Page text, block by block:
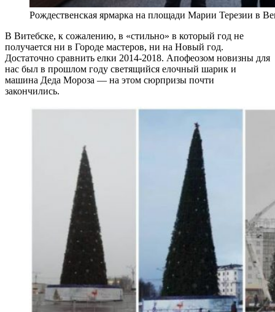
Рождественская ярмарка на площади Марии Терезии в
В Витебске, к сожалению, в «стильно» в который год не
получается ни в Городе мастеров, ни на Новый год.
Достаточно сравнить елки 2014-2018. Апофеозом новизны для
нас был в прошлом году светящийся елочный шарик и
машина Деда Мороза — на этом сюрпризы почти
закончились.